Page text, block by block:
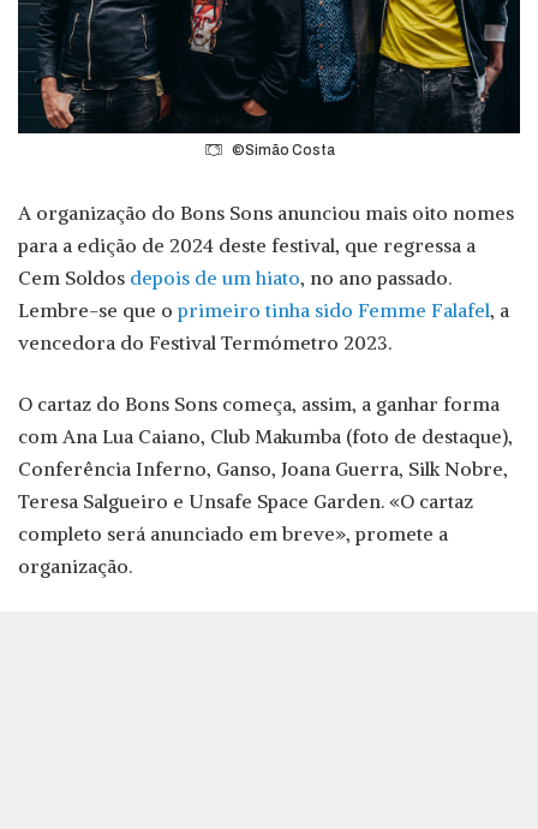
©Simão Costa
A organização do Bons Sons anunciou mais oito nomes
para a edição de 2024 deste festival, que regressa a
Cem Soldos depois de um hiato, no ano passado.
Lembre-se que oprimeiro tinha sido Femme Falafel, a
vencedora do Festival Termómetro 2023.
O cartaz do Bons Sons começa, assim, a ganhar forma
com Ana Lua Caiano, Club Makumba (foto de destaque),
Conferência Inferno, Ganso, Joana Guerra, Silk Nobre,
Teresa Salgueiro e Unsafe Space Garden. «O cartaz
completo será anunciado em breve», promete a
organização.